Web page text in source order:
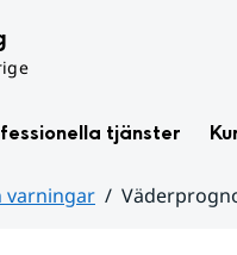
tjänster
varningar